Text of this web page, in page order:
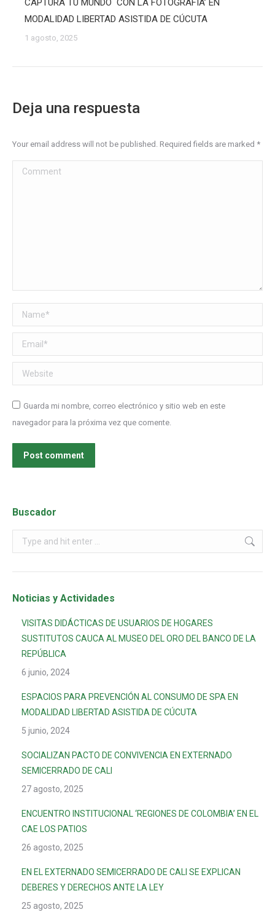
CAPTURA TU MUNDO CON LA FOTOGRAFIA’ EN
MODALIDAD LIBERTAD ASISTIDA DE CÚCUTA
1 agosto, 2025
Deja una respuesta
Your email address will not be published. Required fields are marked *
Comment
Name *
Email *
Website
Guarda mi nombre, correo electrónico y sitio web en este
navegador para la próxima vez que comente.
Post comment
Buscador
Noticias y Actividades
VISITAS DIDÁCTICAS DE USUARIOS DE HOGARES
SUSTITUTOS CAUCA AL MUSEO DEL ORO DEL BANCO DE LA
REPÚBLICA
6 junio, 2024
ESPACIOS PARA PREVENCIÓN AL CONSUMO DE SPA EN
MODALIDAD LIBERTAD ASISTIDA DE CÚCUTA
5 junio, 2024
SOCIALIZAN PACTO DE CONVIVENCIA EN EXTERNADO
SEMICERRADO DE CALI
27 agosto, 2025
ENCUENTRO INSTITUCIONAL ‘REGIONES DE COLOMBIA’ EN EL
CAE LOS PATIOS
26 agosto, 2025
EN EL EXTERNADO SEMICERRADO DE CALI SE EXPLICAN
DEBERES Y DERECHOS ANTE LA LEY
25 agosto, 2025